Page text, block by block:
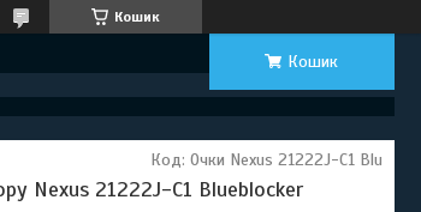
Кошик
Кошик
Nexus 21222J-C1 Blueblocker
Код: Очки Nexus 21222J-C1 Blu